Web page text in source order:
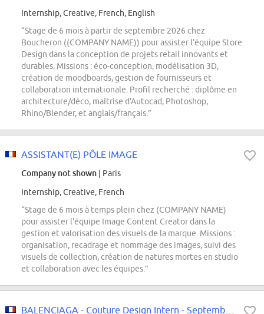
Internship, Creative, French, English
“Stage de 6 mois à partir de septembre 2026 chez
Boucheron ((COMPANY NAME)) pour assister l'équipe Store
Design dans la conception de projets retail innovants et
durables. Missions : éco-conception, modélisation 3D,
création de moodboards, gestion de fournisseurs et
collaboration internationale. Profil recherché : diplôme en
architecture/déco, maîtrise d'Autocad, Photoshop,
Rhino/Blender, et anglais/français.”
ASSISTANT(E) PÔLE IMAGE
Company not shown | Paris
Internship, Creative, French
“Stage de 6 mois à temps plein chez (COMPANY NAME)
pour assister l'équipe Image Content Creator dans la
gestion et valorisation des visuels de la marque. Missions :
organisation, recadrage et nommage des images, suivi des
visuels de collection, création de natures mortes en studio
et collaboration avec les équipes.”